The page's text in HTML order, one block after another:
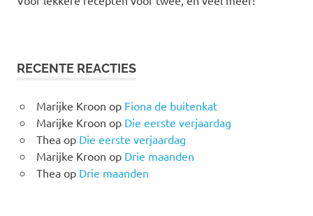
RECENTE REACTIES
Marijke Kroon op Fiona de buitenkat
Marijke Kroon op Die eerste verjaardag
Theaop Die eerste verjaardag
Marijke Kroon op Drie maanden
Theaop Drie maanden